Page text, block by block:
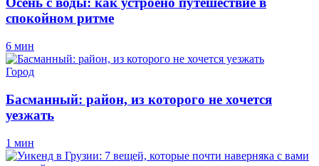
спокойном ритме
6 мин
Город
Басманный: район, из которого не хочется
уезжать
1 мин